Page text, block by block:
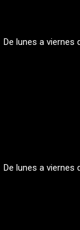
De lunes a viernes
De lunes a viernes